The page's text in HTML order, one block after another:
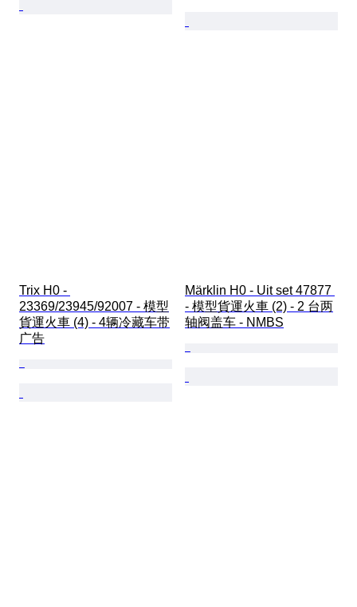
Trix H0 -
23369/23945/92007 - 模型
貨運火車 (4) - 4辆冷藏车带
广告
Märklin H0 - Uit set 47877
- 模型貨運火車 (2) - 2 台两
轴阀盖车 - NMBS